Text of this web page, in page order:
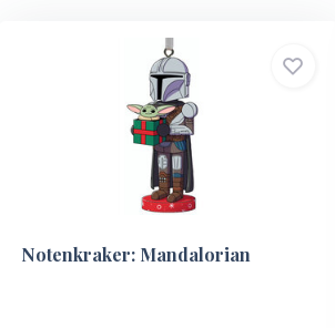
Notenkraker: Mandalorian